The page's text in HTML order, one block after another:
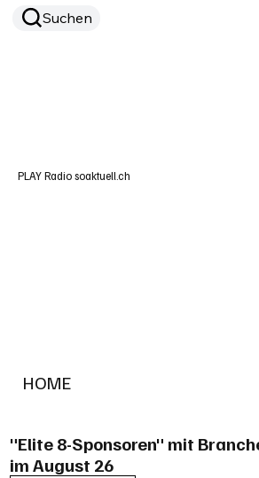
HOME
Suchen
PLAY Radio soaktuell.ch
"Elite 8-Sponsoren" mit
im August 26